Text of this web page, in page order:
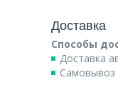
Доставка
Способы
Доставка
Самовывоз